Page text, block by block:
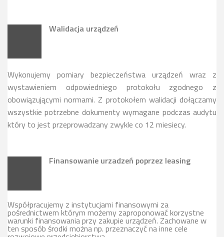
Walidacja urządzeń
Wykonujemy pomiary bezpieczeństwa urządzeń wraz z
wystawieniem odpowiedniego protokołu zgodnego z
obowiązującymi normami. Z protokołem walidacji dołączamy
wszystkie potrzebne dokumenty wymagane podczas audytu
który to jest przeprowadzany zwykle co 12 miesiecy.
Finansowanie urzadzeń poprzez leasing
Współpracujemy z instytucjami finansowymi za
pośrednictwem którym możemy zaproponować korzystne
warunki finansowania przy zakupie urządzeń. Zachowane w
ten sposób środki można np. przeznaczyć na inne cele